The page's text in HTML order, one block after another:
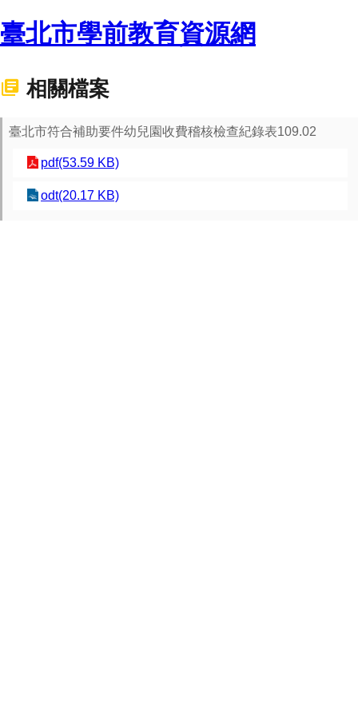
臺北市學前教育資源網
相關檔案
臺北市符合補助要件幼兒園收費稽核檢查紀錄表109.02
pdf(53.59 KB)
odt(20.17 KB)